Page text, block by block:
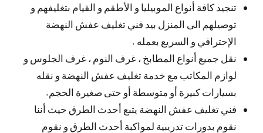
تنجيد كافة أنواع الموبيليا و الأطقم و القيام بتغليفهم و
توصيلهم الى المنزل بيد فني تغليف عفش النهضة
الإحترافي و السريع بعمله .
نقل جميع أنواع المطابخ ، غرف النوم ، غرف الجلوس و
لوازم المكاتب مع خدمة تغليف عفش النهضة و نقله
بسيارات كبيرة أو متوسطة أو حتى صغيرة الحجم.
فني تغليف عفش النهضة يتبع أحدث الطرق حيث أننا
نقوم بدورات تدريبية لمواكبة أحدث الطرق و نقوم